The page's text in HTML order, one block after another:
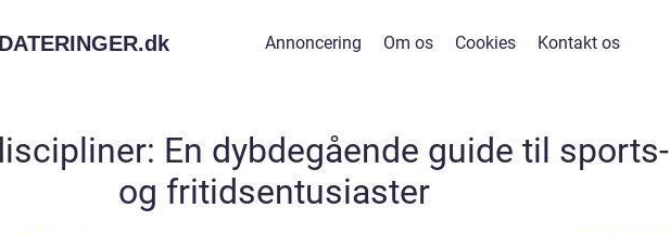
dk Annoncering Om os Cookies Kontakt os
En dybdegående guide til sports-
og fritidsentusiaster